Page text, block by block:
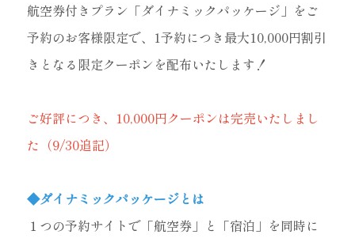
航空券付きプラン「ダイナミックパッケージ」をご
予約のお客様限定で、1予約につき最大10,000円割引
きとなる限定クーポンを配布いたします！
ご好評につき、10,000円クーポンは完売いたしまし
た（9/30追記）
◆ダイナミックパッケージとは
１つの予約サイトで「航空券」と「宿泊」を同時に